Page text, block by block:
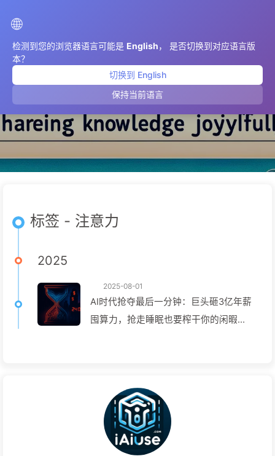
🌐
检测到您的浏览器语言可能是 English， 是否切换到对应语言版
本？
切换到 English
保持当前语言
注意力
标签 - 注意力
2025
2025-08-01
AI时代抢夺最后一分钟：巨头砸3亿年薪
囤算力，抢走睡眠也要榨干你的闲暇并